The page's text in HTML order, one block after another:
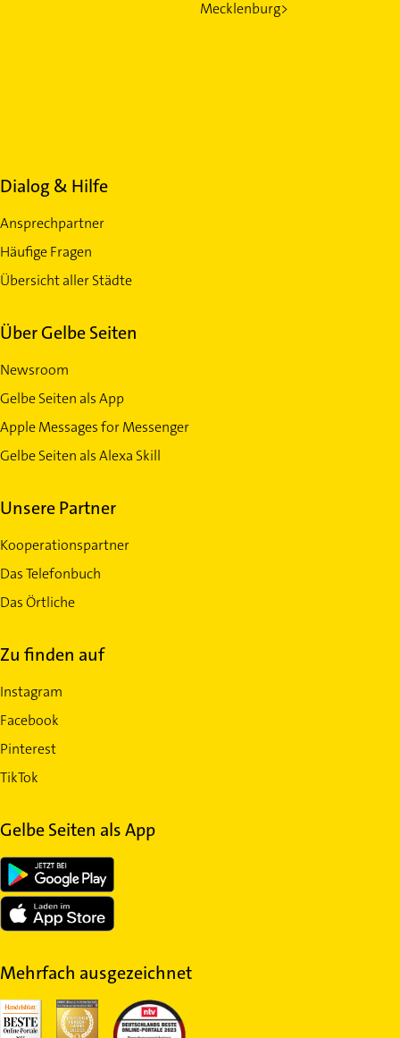
Mecklenburg>
Dialog & Hilfe
Ansprechpartner
Häufige Fragen
Übersicht aller Städte
Über Gelbe Seiten
Newsroom
Gelbe Seiten als App
Apple Messages for Messenger
Gelbe Seiten als Alexa Skill
Unsere Partner
Kooperationspartner
Das Telefonbuch
Das Örtliche
Zu finden auf
Instagram
Facebook
Pinterest
TikTok
Gelbe Seiten als App
Mehrfach ausgezeichnet